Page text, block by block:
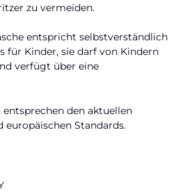
zu vermeiden.
entspricht selbstverständlich
für Kinder, sie darf von Kindern
verfügt über eine
den aktuellen
Standards.